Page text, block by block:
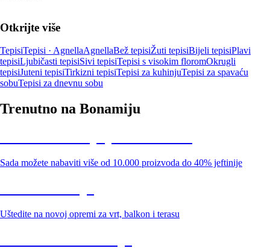
Otkrijte više
TepisiTepisi · AgnellaAgnellaBež tepisiŽuti tepisiBijeli tepisiPlavi
tepisiLjubičasti tepisiSivi tepisiTepisi s visokim floromOkrugli
tepisiJuteni tepisiTirkizni tepisiTepisi za kuhinjuTepisi za spavaću
sobuTepisi za dnevnu sobu
Trenutno na Bonamiju
Sada možete nabaviti više od 10.000 proizvoda do 40% jeftinije
Uštedite na novoj opremi za vrt, balkon i terasu